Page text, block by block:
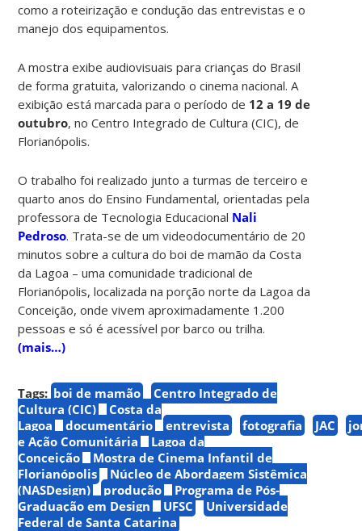
como a roteirização e condução das entrevistas e o
manejo dos equipamentos.
A mostra exibe audiovisuais para crianças do Brasil
de forma gratuita, valorizando o cinema nacional. A
exibição está marcada para o período de 12 a 19 de
outubro, no Centro Integrado de Cultura (CIC), de
Florianópolis.
O trabalho foi realizado junto a turmas de terceiro e
quarto anos do Ensino Fundamental, orientadas pela
professora de Tecnologia Educacional Nali
Pedroso. Trata-se de um videodocumentário de 20
minutos sobre a cultura do boi de mamão da Costa
da Lagoa – uma comunidade tradicional de
Florianópolis, localizada na porção norte da Lagoa da
Conceição, onde vivem aproximadamente 1.200
pessoas e só é acessível por barco ou trilha.
(mais…)
Tags: boi de mamão
Centro Integrado de
Cultura (CIC)
Costa da
Lagoa
documentário entrevista fotografia JAC
e Ação Comunitária
Lagoa da
Conceição
Mostra de Cinema Infantil de
Florianópolis
Núcleo de Abordagem Sistêmica
(NASDesign)
produção
Programa de Pós-
Graduação em Design
UFSC
Universidade
Federal de Santa Catarina